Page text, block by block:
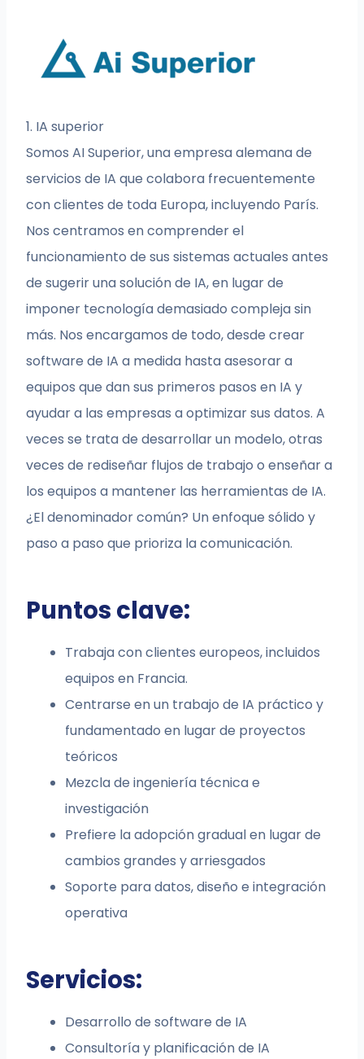
1. IA superior
Somos AI Superior, una empresa alemana de
servicios de IA que colabora frecuentemente
con clientes de toda Europa, incluyendo París.
Nos centramos en comprender el
funcionamiento de sus sistemas actuales antes
de sugerir una solución de IA, en lugar de
imponer tecnología demasiado compleja sin
más. Nos encargamos de todo, desde crear
software de IA a medida hasta asesorar a
equipos que dan sus primeros pasos en IA y
ayudar a las empresas a optimizar sus datos. A
veces se trata de desarrollar un modelo, otras
veces de rediseñar flujos de trabajo o enseñar a
los equipos a mantener las herramientas de IA.
¿El denominador común? Un enfoque sólido y
paso a paso que prioriza la comunicación.
Puntos clave:
Trabaja con clientes europeos, incluidos
equipos en Francia.
Centrarse en un trabajo de IA práctico y
fundamentado en lugar de proyectos
teóricos
Mezcla de ingeniería técnica e
investigación
Prefiere la adopción gradual en lugar de
cambios grandes y arriesgados
Soporte para datos, diseño e integración
operativa
Servicios:
Desarrollo de software de IA
Consultoría y planificación de IA